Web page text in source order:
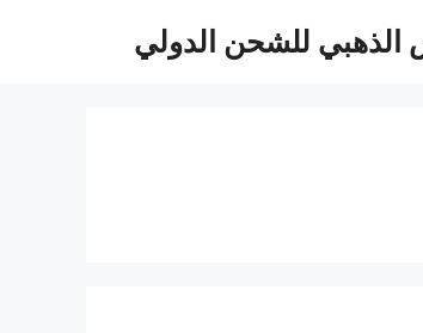
الذهبي للشحن الدولي